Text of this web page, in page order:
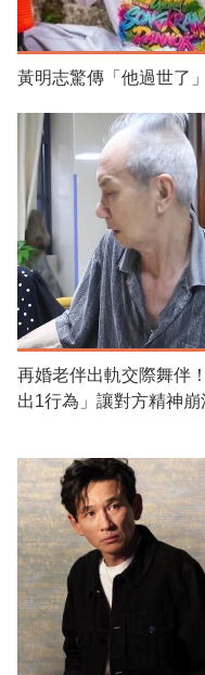
黃明志驚傳「他過世了
再婚老伴出軌交際舞伴
出1行為」讓對方精神